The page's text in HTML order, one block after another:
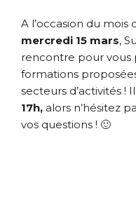
A l’occasion du mois
mercredi 15 mars,
rencontre pour vous
formations
secteurs d’activités !
17h, alors n’hésitez
vos questions ! 🙂